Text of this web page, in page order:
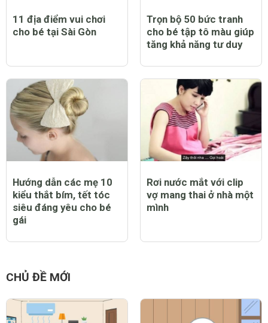
cho bé tại Sài Gòn
cho bé tập tô màu giúp
tăng khả năng tư duy
Hướng dẫn các mẹ 10
gái
Rơi nước mắt với clip